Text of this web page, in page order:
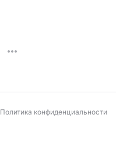
Политика конфиденциальности